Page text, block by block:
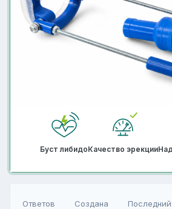
Буст либидоКачество эрекции
Ответов Создана Последний